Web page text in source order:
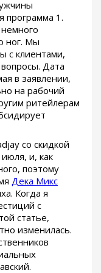
программа 1.
ног. Мы
с клиентами,
Дата
в заявлении,
на рабочий
ритейлерам
со скидкой
и, как
поэтому
Дека Микс
Когда я
с
статье,
изменилась.